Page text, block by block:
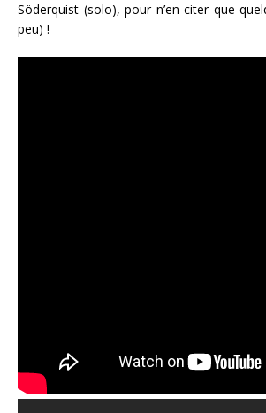
Söderquist (solo), pour n’en citer que
peu) !